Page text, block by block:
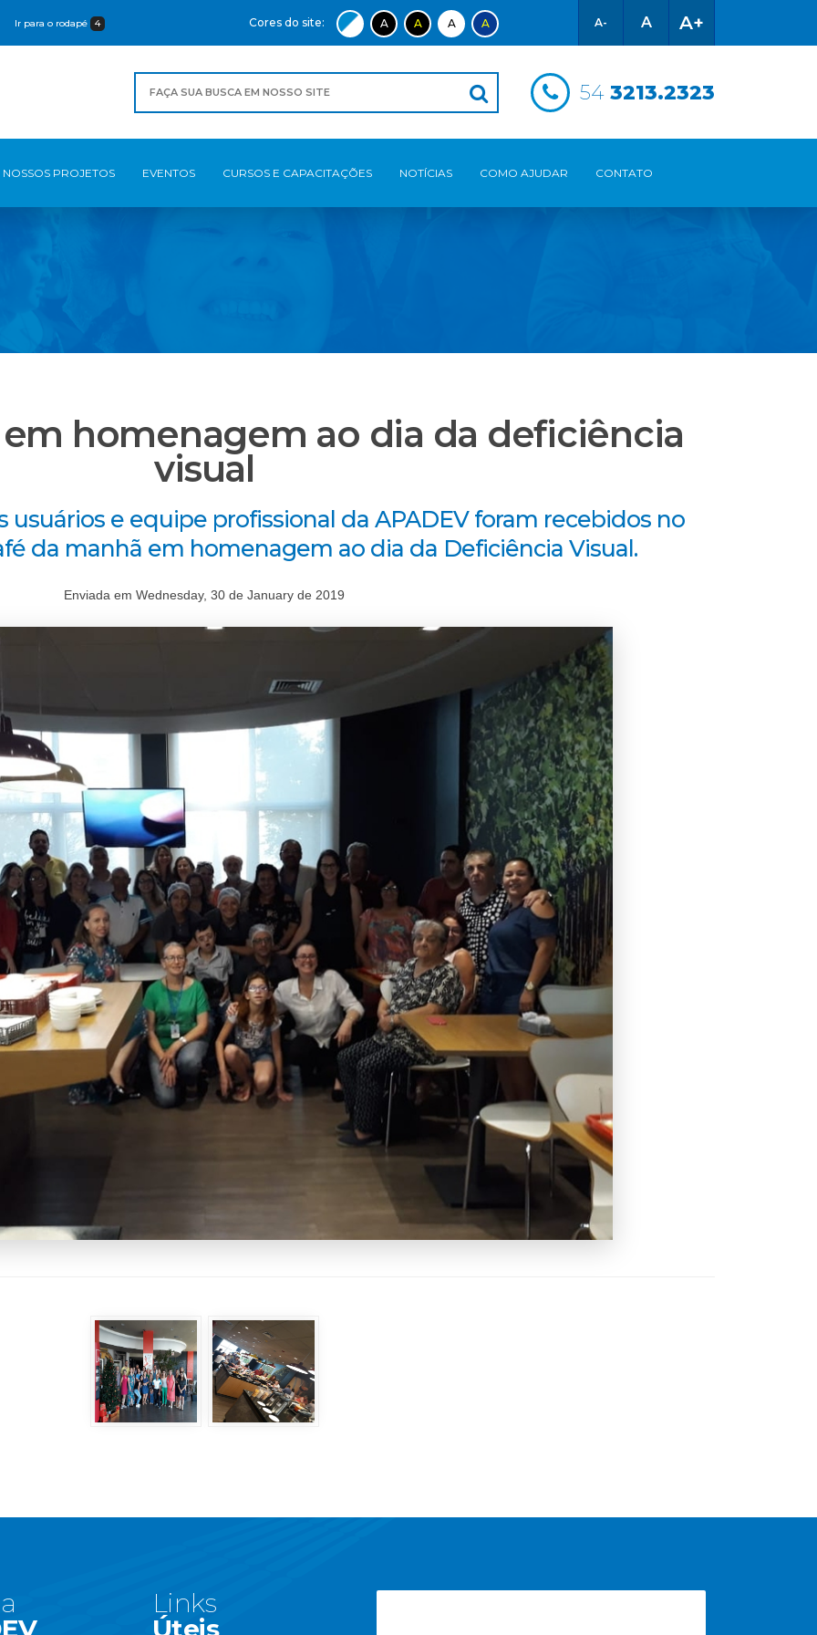
Ir para o rodapé 4 A- A A+
Cores do site: A A A A
54 3213.2323
NOSSOS PROJETOS EVENTOS CURSOS E CAPACITAÇÕES NOTÍCIAS COMO AJUDAR CONTATO
homenagem ao dia da deficiência
visual
usuários e equipe profissional da APADEV foram recebidos no
da manhã em homenagem ao dia da Deficiência Visual.
Enviada em Wednesday, 30 de January de 2019
Links
Úteis